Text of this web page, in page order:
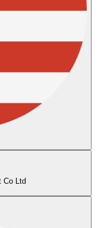
Co Ltd